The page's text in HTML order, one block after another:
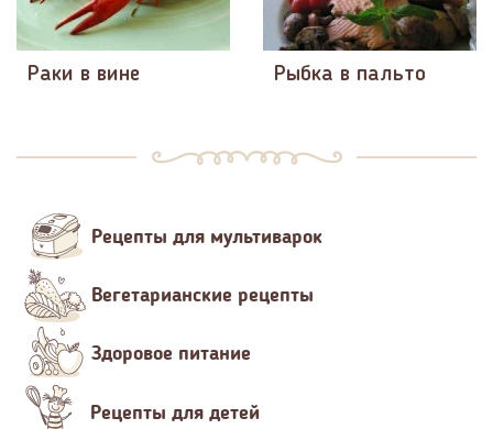
Раки в вине Рыбка в пальто
Рецепты для мультиварок
Вегетарианские рецепты
Здоровое питание
Рецепты для детей